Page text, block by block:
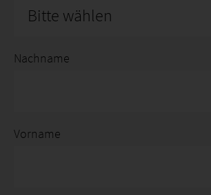
Bitte wählen
Nachname
Vorname